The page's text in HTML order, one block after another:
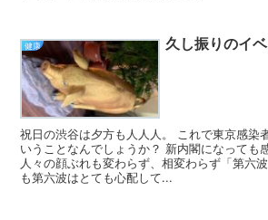
健康 久し振りのイ
祝日の渋谷は夕方も人人人。 これで東京感染
いうことなんでしょうか？ 新内閣になっても
人々の顔ぶれも変わらず、相変わらず「第六
も第六波はとても心配して...